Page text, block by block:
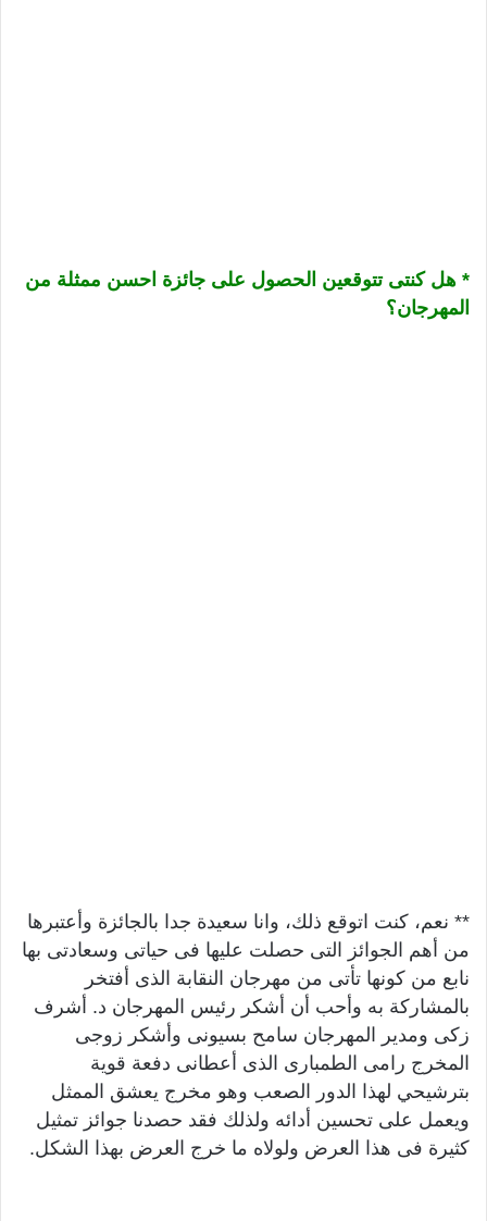
* هل كنتى تتوقعين الحصول على جائزة احسن ممثلة من
المهرجان؟
** نعم، كنت اتوقع ذلك، وانا سعيدة جدا بالجائزة وأعتبرها
من أهم الجوائز التى حصلت عليها فى حياتى وسعادتى بها
نابع من كونها تأتى من مهرجان النقابة الذى أفتخر
بالمشاركة به وأحب أن أشكر رئيس المهرجان د. أشرف
زكى ومدير المهرجان سامح بسيونى وأشكر زوجى
المخرج رامى الطمبارى الذى أعطانى دفعة قوية
بترشيحي لهذا الدور الصعب وهو مخرج يعشق الممثل
ويعمل على تحسين أدائه ولذلك فقد حصدنا جوائز تمثيل
كثيرة فى هذا العرض ولولاه ما خرج العرض بهذا الشكل.